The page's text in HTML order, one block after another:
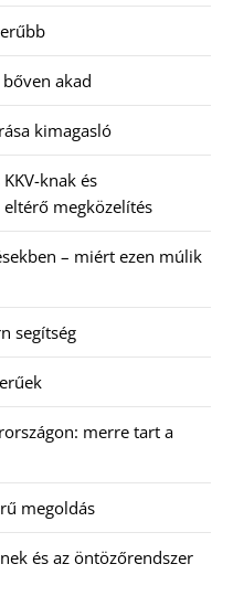
akad
kimagasló
knak és
megközelítés
– miért ezen múlik
segítség
merre tart a
megoldás
és az öntözőrendszer